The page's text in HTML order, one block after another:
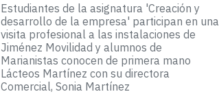
Estudiantes de la asignatura 'Creación y
desarrollo de la empresa' participan en una
visita profesional a las instalaciones de
Jiménez Movilidad y alumnos de
Marianistas conocen de primera mano
Lácteos Martínez con su directora
Comercial, Sonia Martínez